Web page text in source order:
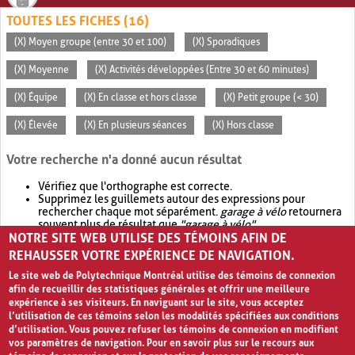
TOUTES LES FICHES (16)
(X) Moyen groupe (entre 30 et 100) (X) Sporadiques
(X) Moyenne (X) Activités développées (Entre 30 et 60 minutes)
(X) Équipe (X) En classe et hors classe (X) Petit groupe (< 30)
(X) Élevée (X) En plusieurs séances (X) Hors classe
Votre recherche n'a donné aucun résultat
Vérifiez que l'orthographe est correcte.
Supprimez les guillemets autour des expressions pour
rechercher chaque mot séparément. garage à véloretournera
souvent plus de résultat que"garage à vélo".
Envisagez d'élargir votre recherche avec OR.garage OR vélo
retournera souvent plus de résultat quegarage à vélo
NOTRE SITE WEB UTILISE DES TÉMOINS AFIN DE
REHAUSSER VOTRE EXPÉRIENCE DE NAVIGATION.
Le site web de Polytechnique Montréal utilise des témoins de connexion
afin de recueillir des statistiques générales et offrir une meilleure
expérience à ses visiteurs. En naviguant sur le site, vous acceptez
l’utilisation de ces témoins selon les modalités spécifiées aux conditions
d’utilisation. Vous pouvez refuser les témoins de connexion en modifiant
vos paramètres de navigation. Pour en savoir plus sur le recours aux